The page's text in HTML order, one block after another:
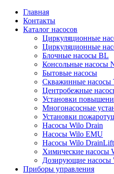
Главная
Контакты
Каталог насосов
Циркуляционные
Циркуляционные
Блочные насосы BL
Консольные насосы
Бытовые насосы
Скважинные насосы
Центробежные
Установки
Многонасосные
Установки
Насосы Wilo Drain
Насосы Wilo EMU
Насосы Wilo DrainLift
Химические насосы
Дозирующие насосы
Приборы управления